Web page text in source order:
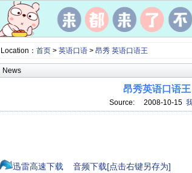
Location： 首页> 英语口语> 昂秀 英语口语王
News
昂秀英语口语
Source: 2008-10-15
迅雷高速下载 音频下载[点击右键另存为]